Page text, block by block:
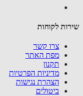
שירות לקוחות
צרו קשר
מפת האתר
תקנון
מדיניות הפרטיות
הצהרת נגישות
ביטולים